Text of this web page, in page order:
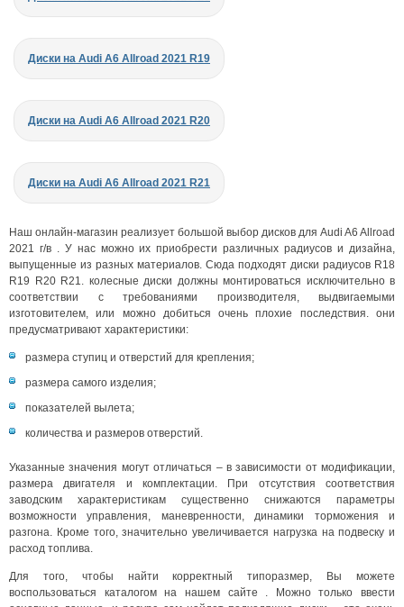
Диски на Audi A6 Allroad 2021 R19
Диски на Audi A6 Allroad 2021 R20
Диски на Audi A6 Allroad 2021 R21
Наш онлайн-магазин реализует большой выбор дисков для Audi A6 Allroad
2021 г/в . У нас можно их приобрести различных радиусов и дизайна,
выпущенные из разных материалов. Сюда подходят диски радиусов R18
R19 R20 R21. колесные диски должны монтироваться исключительно в
соответствии с требованиями производителя, выдвигаемыми
изготовителем, или можно добиться очень плохие последствия. они
предусматривают характеристики:
размера ступиц и отверстий для крепления;
размера самого изделия;
показателей вылета;
количества и размеров отверстий.
Указанные значения могут отличаться – в зависимости от модификации,
размера двигателя и комплектации. При отсутствия соответствия
заводским характеристикам существенно снижаются параметры
возможности управления, маневренности, динамики торможения и
разгона. Кроме того, значительно увеличивается нагрузка на подвеску и
расход топлива.
Для того, чтобы найти корректный типоразмер, Вы можете
воспользоваться каталогом на нашем сайте . Можно только ввести